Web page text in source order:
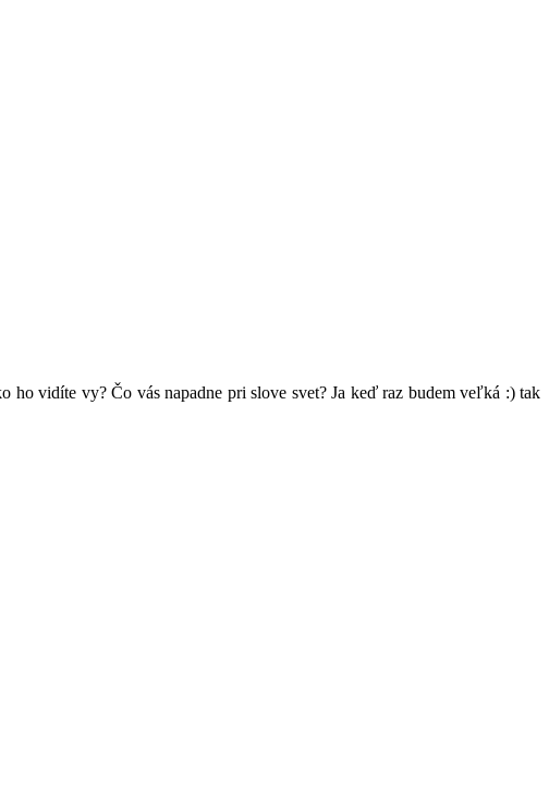
ho vidíte vy? Čo vás napadne pri slove svet? Ja keď raz budem veľká :) tak